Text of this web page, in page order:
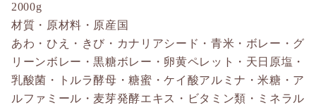
2000g
材質・原材料・原産国
あわ・ひえ・きび・カナリアシード・青米・ボレー・グ
リーンボレー・黒糖ボレー・卵黄ペレット・天日原塩・
乳酸菌・トルラ酵母・糖蜜・ケイ酸アルミナ・米糖・ア
ルファミール・麦芽発酵エキス・ビタミン類・ミネラル